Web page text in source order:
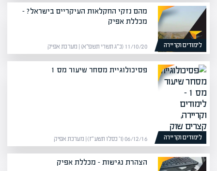
לימודים וקריירה
מהם נזקי החקלאות העיקריים בישראל? –
מכללת אפיק
11/10/20 (כ״ג תשרי תשפ״א) | מערכת אפיק
לימודים וקריירה
פסיכולוגיית מסחר שיעור מס 1
06/12/16 (ו׳ כסלו תשע״ז) | מערכת אפיק
הצהרת נגישות – מכללת אפיק